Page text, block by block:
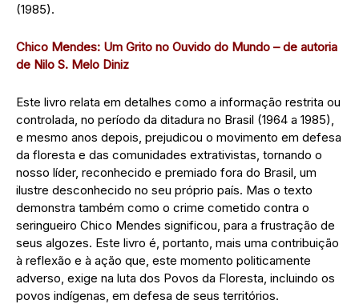
(1985).
Chico Mendes: Um Grito no Ouvido do Mundo – de autoria
de Nilo S. Melo Diniz
Este livro relata em detalhes como a informação restrita ou
controlada, no período da ditadura no Brasil (1964 a 1985),
e mesmo anos depois, prejudicou o movimento em defesa
da floresta e das comunidades extrativistas, tornando o
nosso líder, reconhecido e premiado fora do Brasil, um
ilustre desconhecido no seu próprio país. Mas o texto
demonstra também como o crime cometido contra o
seringueiro Chico Mendes significou, para a frustração de
seus algozes. Este livro é, portanto, mais uma contribuição
à reflexão e à ação que, este momento politicamente
adverso, exige na luta dos Povos da Floresta, incluindo os
povos indígenas, em defesa de seus territórios.